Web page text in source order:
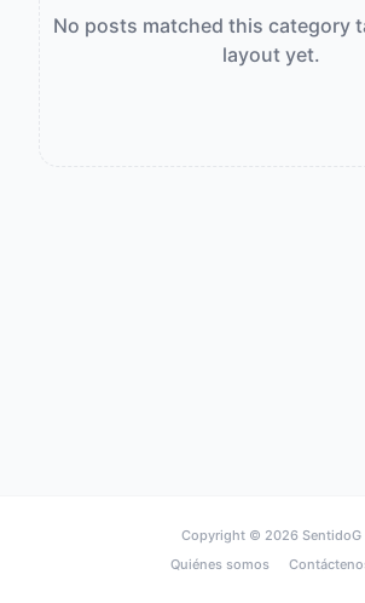
No posts matched this category
layout yet.
Copyright © 2026 SentidoG
Quiénes somos